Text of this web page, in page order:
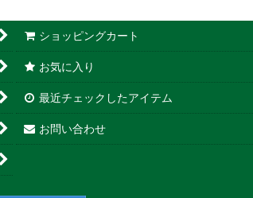
ショッピングカート
お気に入り
最近チェックしたアイテム
お問い合わせ